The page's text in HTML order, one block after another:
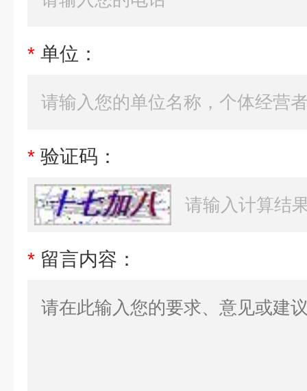
* 单位：
* 验证码：
* 留言内容：